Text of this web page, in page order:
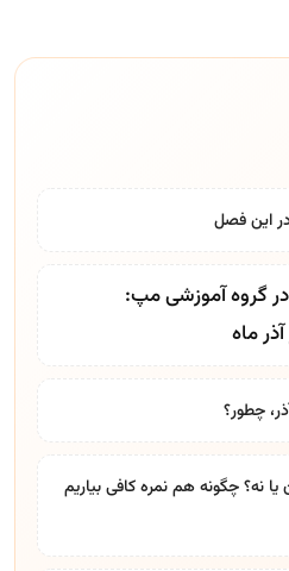
این فصل
در گروه آموزشی مپ:
ماه
چطور؟
نه؟ چگونه هم نمره کافی بیاریم